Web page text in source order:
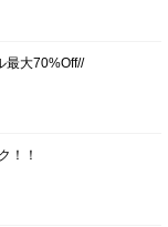
最大70%Off//
！！